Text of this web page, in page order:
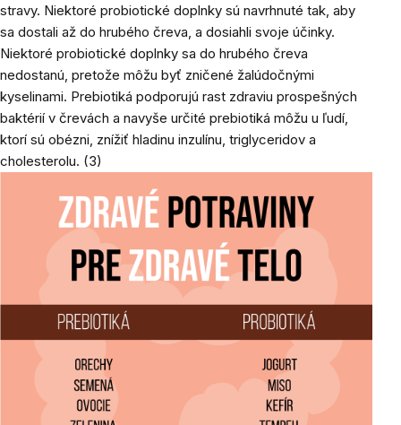
stravy. Niektoré probiotické doplnky sú navrhnuté tak, aby
sa dostali až do hrubého čreva, a dosiahli svoje účinky.
Niektoré probiotické doplnky sa do hrubého čreva
nedostanú, pretože môžu byť zničené žalúdočnými
kyselinami. Prebiotiká podporujú rast zdraviu prospešných
baktérií v črevách a navyše určité prebiotiká môžu u ľudí,
ktorí sú obézni, znížiť hladinu inzulínu, triglyceridov a
cholesterolu. (3)